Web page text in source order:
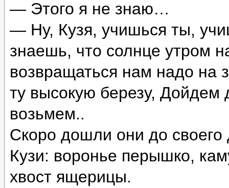
— Этого я не знаю…
— Ну, Кузя, учишься ты,
знаешь, что солнце утром
возвращаться нам надо на
ту высокую березу, Дойдем
возьмем..
Скоро дошли они до
Кузи: воронье перышко,
хвост ящерицы.